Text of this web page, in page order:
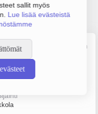
sallit myös
Lue lisää evästeistä
Päättäjätiedot
Lähde: YTJ, PRH, Traficom